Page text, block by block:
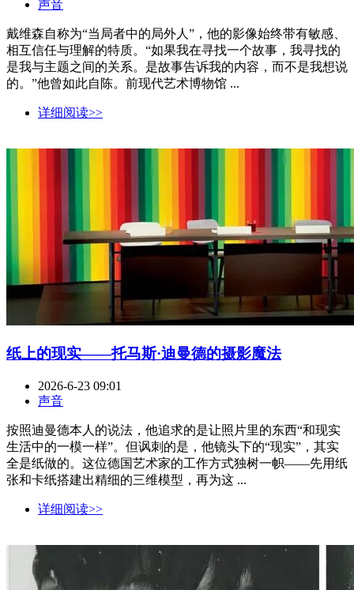
声音
戴维森自称为“当局者中的局外人”，他的影像始终带有敏感、
相互信任与理解的特质。“如果我在寻找一个故事，我寻找的
是我与主题之间的关系。是故事告诉我的内容，而不是我想说
的。”他曾如此自陈。前现代艺术博物馆 ...
详细阅读>>
纸上的现实——托马斯·迪曼德的摄影魔法
2026-6-23 09:01
声音
按照迪曼德本人的说法，他追求的是让照片里的东西“和现实
生活中的一模一样”。但讽刺的是，他镜头下的“现实”，其实
全是纸做的。这位德国艺术家的工作方式独树一帜——先用纸
张和卡纸搭建出精细的三维模型，再为这 ...
详细阅读>>